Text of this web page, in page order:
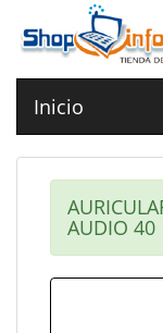
Inicio
AUDIO 40